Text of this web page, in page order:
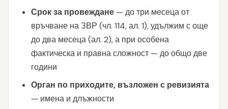
Срок за провеждане — до три месеца от
връчване на ЗВР (чл. 114, ал. 1), удължим с още
до два месеца (ал. 2), а при особена
фактическа и правна сложност — до общо две
години
Орган по приходите, възложен с ревизията
— имена и длъжности